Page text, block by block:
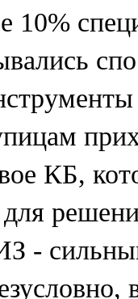
10%
КБ,
-